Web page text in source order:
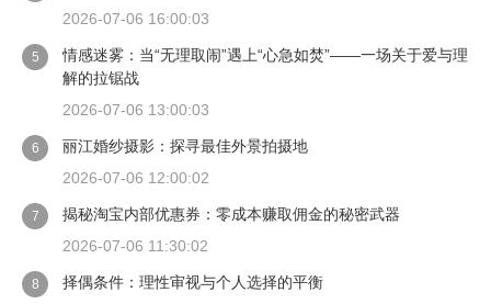
2026-07-06 16:00:03
5
情感迷雾：当“无理取闹”遇上“心急如焚”——一场关于爱与理
解的拉锯战
2026-07-06 13:00:03
6
丽江婚纱摄影：探寻最佳外景拍摄地
2026-07-06 12:00:02
7
揭秘淘宝内部优惠券：零成本赚取佣金的秘密武器
2026-07-06 11:30:02
8
择偶条件：理性审视与个人选择的平衡